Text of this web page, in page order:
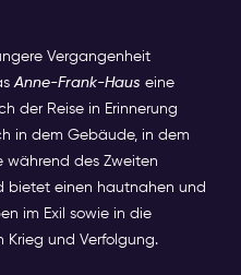
Vergangenheit
Anne-Frank-Haus eine
der Reise in Erinnerung
in dem Gebäude, in dem
während des Zweiten
bietet einen hautnahen und
im Exil sowie in die
Krieg und Verfolgung.